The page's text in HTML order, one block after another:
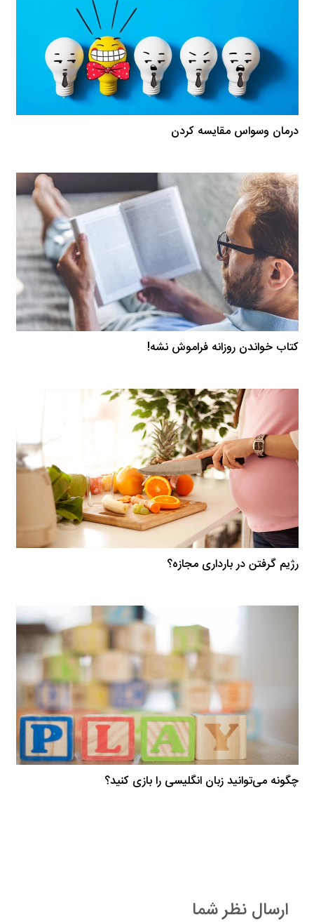
درمان وسواس مقایسه کردن
کتاب خواندن روزانه فراموش نشه!
رژیم گرفتن در بارداری مجازه؟
چگونه می‌توانید زبان انگلیسی را بازی کنید؟
ارسال نظر شما